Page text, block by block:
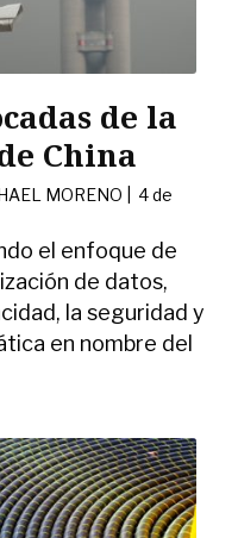
de la
China
MORENO
4 de
el enfoque de
de datos,
la seguridad y
en nombre del